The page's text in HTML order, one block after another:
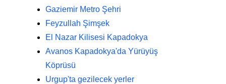
Gaziemir Metro Şehri
Feyzullah Şimşek
El Nazar Kilisesi Kapadokya
Avanos Kapadokya'da Yürüyüş
Köprüsü
Urgup'ta gezilecek yerler